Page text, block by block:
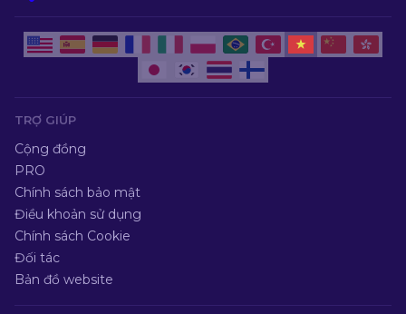
TRỢ GIÚP
Cộng đồng
PRO
Chính sách bảo mật
Điều khoản sử dụng
Chính sách Cookie
Đối tác
Bản đồ website